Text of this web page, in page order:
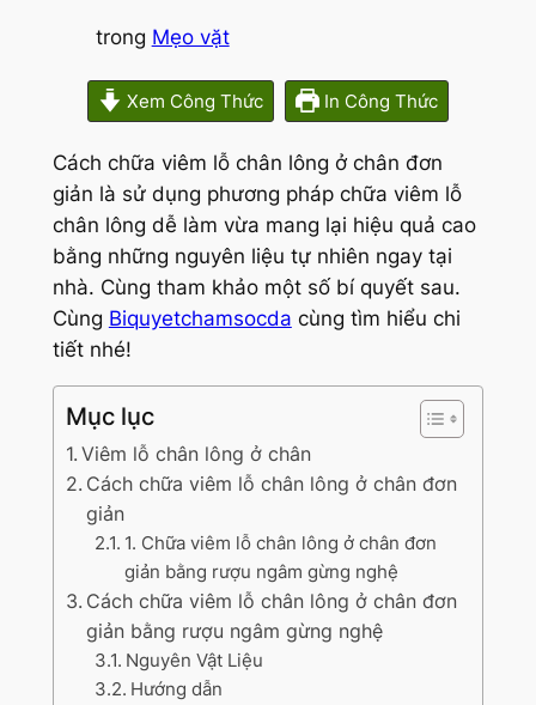
trong Mẹo vặt
Xem Công Thức In Công Thức
Cách chữa viêm lỗ chân lông ở chân đơn
giản là sử dụng phương pháp chữa viêm lỗ
chân lông dễ làm vừa mang lại hiệu quả cao
bằng những nguyên liệu tự nhiên ngay tại
nhà. Cùng tham khảo một số bí quyết sau.
Cùng Biquyetchamsocda cùng tìm hiểu chi
tiết nhé!
Mục lục
Viêm lỗ chân lông ở chân
Cách chữa viêm lỗ chân lông ở chân đơn
giản
1. Chữa viêm lỗ chân lông ở chân đơn
giản bằng rượu ngâm gừng nghệ
Cách chữa viêm lỗ chân lông ở chân đơn
giản bằng rượu ngâm gừng nghệ
Nguyên Vật Liệu
Hướng dẫn